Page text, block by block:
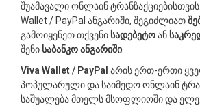
შუამავალი ონლაინ
Wallet / PayPal ანგარიში, შეგიძლიათ
გამოიყენეთ თქვენი სადებეტოან
შენი საბანკო ანგარიში
Viva Wallet / PayPal არის ერთ-ერთი
პოპულარული და საიმედო ონლაინ
საშუალება მთელს მსოფლიოში და